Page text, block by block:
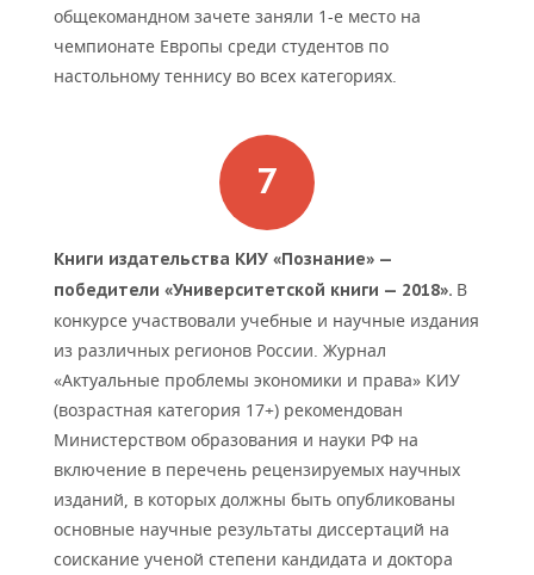
общекомандном зачете заняли 1-е место на
чемпионате Европы среди студентов по
настольному теннису во всех категориях.
Книги издательства КИУ «Познание» —
победители «Университетской книги — 2018». В
конкурсе участвовали учебные и научные издания
из различных регионов России. Журнал
«Актуальные проблемы экономики и права» КИУ
(возрастная категория 17+) рекомендован
Министерством образования и науки РФ на
включение в перечень рецензируемых научных
изданий, в которых должны быть опубликованы
основные научные результаты диссертаций на
соискание ученой степени кандидата и доктора